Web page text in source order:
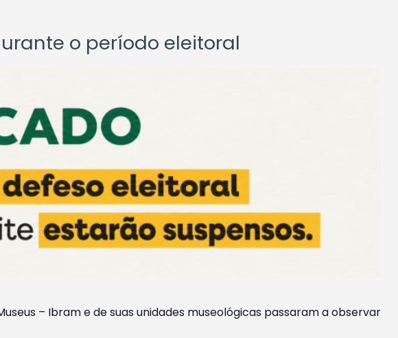
o período eleitoral
– Ibram e de suas unidades museológicas passaram a observar